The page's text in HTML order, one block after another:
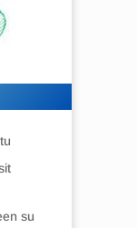
su